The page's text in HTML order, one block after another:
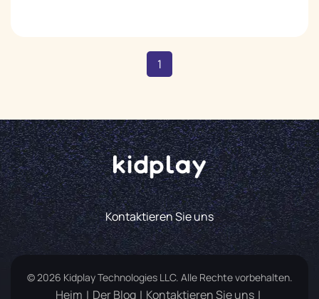
1
Kontaktieren Sie uns
© 2026 Kidplay Technologies LLC. Alle Rechte vorbehalten.
Heim Der Blog Kontaktieren Sie uns